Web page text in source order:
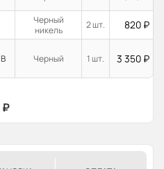
Черный
никель
2 шт. 820 ₽
Черный 1 шт. 3 350 ₽
₽